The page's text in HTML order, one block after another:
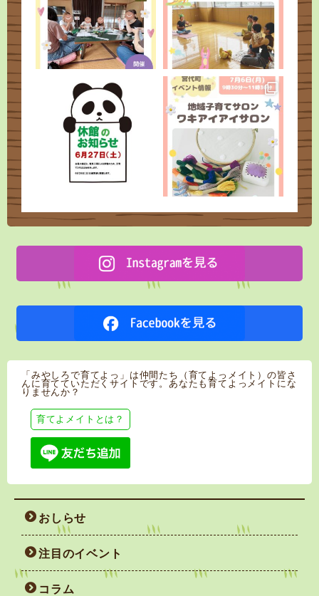
「みやしろで育てよっ」は仲間たち（育てよっメイト）の皆さ
んに育てていただくサイトです。あなたも育てよっメイトにな
りませんか？
育てよメイトとは？
おしらせ
注目のイベント
コラム